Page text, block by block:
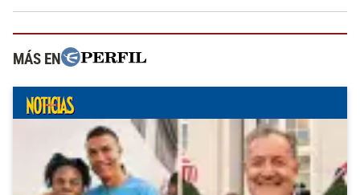
MÁS EN